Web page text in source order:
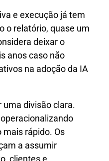
e execução já tem
o relatório, quase um
deixar o
anos caso não
na adoção da IA
uma divisão clara.
mais rápido. Os
a assumir
clientes e